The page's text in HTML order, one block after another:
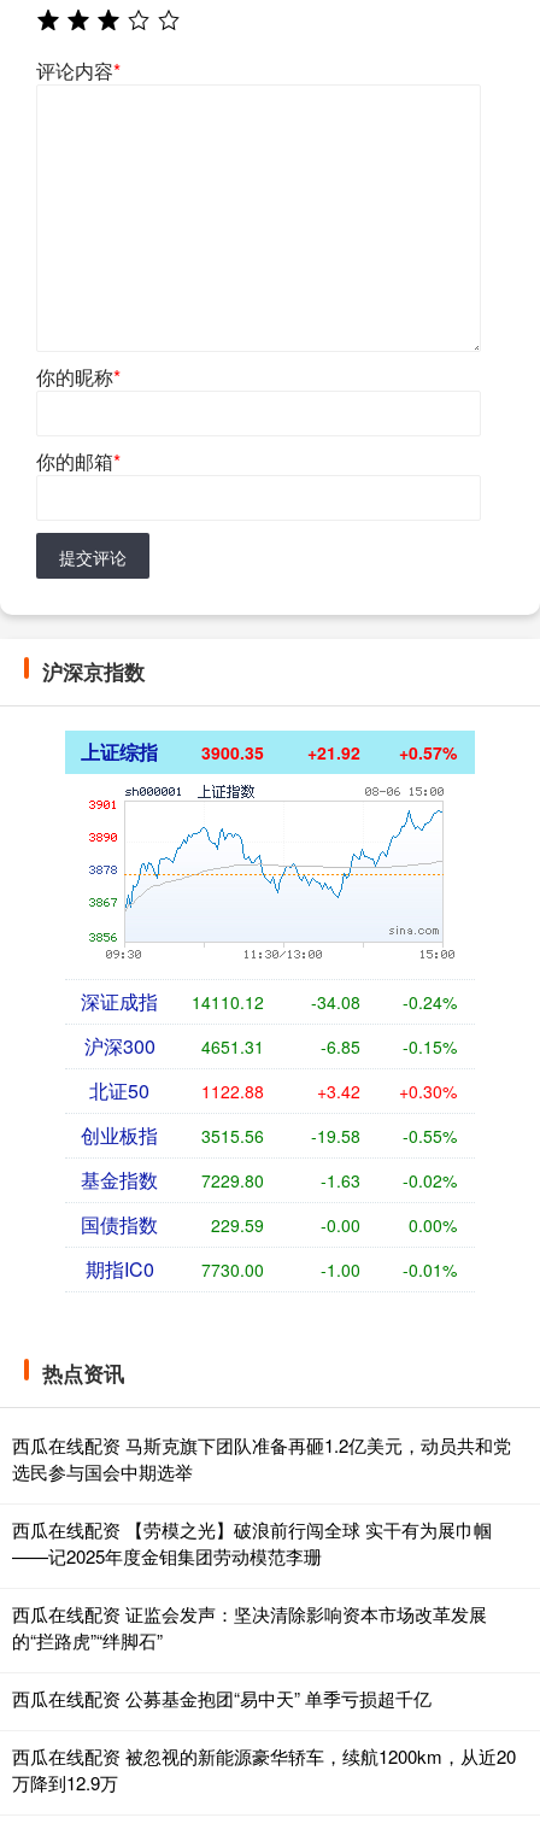
评论内容*
你的昵称*
你的邮箱*
提交评论
沪深京指数
上证综指 3900.35 +21.92 +0.57%
深证成指 14110.12 -34.08 -0.24%
沪深300 4651.31 -6.85 -0.15%
北证50 1122.88 +3.42 +0.30%
创业板指 3515.56 -19.58 -0.55%
基金指数 7229.80 -1.63 -0.02%
国债指数 229.59 -0.00 0.00%
期指IC0 7730.00 -1.00 -0.01%
热点资讯
西瓜在线配资 马斯克旗下团队准备再砸1.2亿美元，动员共和党
选民参与国会中期选举
西瓜在线配资 【劳模之光】破浪前行闯全球 实干有为展巾帼
——记2025年度金钼集团劳动模范李珊
西瓜在线配资 证监会发声：坚决清除影响资本市场改革发展
的“拦路虎”“绊脚石”
西瓜在线配资 公募基金抱团“易中天” 单季亏损超千亿
西瓜在线配资 被忽视的新能源豪华轿车，续航1200km，从近20
万降到12.9万